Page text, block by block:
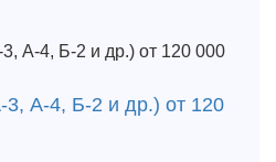
3, А-4, Б-2 и др.) от 120